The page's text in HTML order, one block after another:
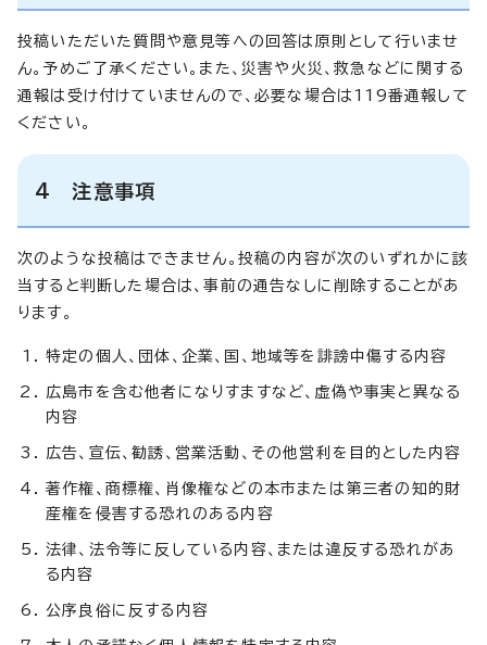
投稿いただいた質問や意見等への回答は原則として行いませ
ん。予めご了承ください。また、災害や火災、救急などに関する
通報は受け付けていませんので、必要な場合は119番通報して
ください。
4 注意事項
次のような投稿はできません。投稿の内容が次のいずれかに該
当すると判断した場合は、事前の通告なしに削除することがあ
ります。
特定の個人、団体、企業、国、地域等を誹謗中傷する内容
広島市を含む他者になりすますなど、虚偽や事実と異なる
内容
広告、宣伝、勧誘、営業活動、その他営利を目的とした内容
著作権、商標権、肖像権などの本市または第三者の知的財
産権を侵害する恐れのある内容
法律、法令等に反している内容、または違反する恐れがあ
る内容
公序良俗に反する内容